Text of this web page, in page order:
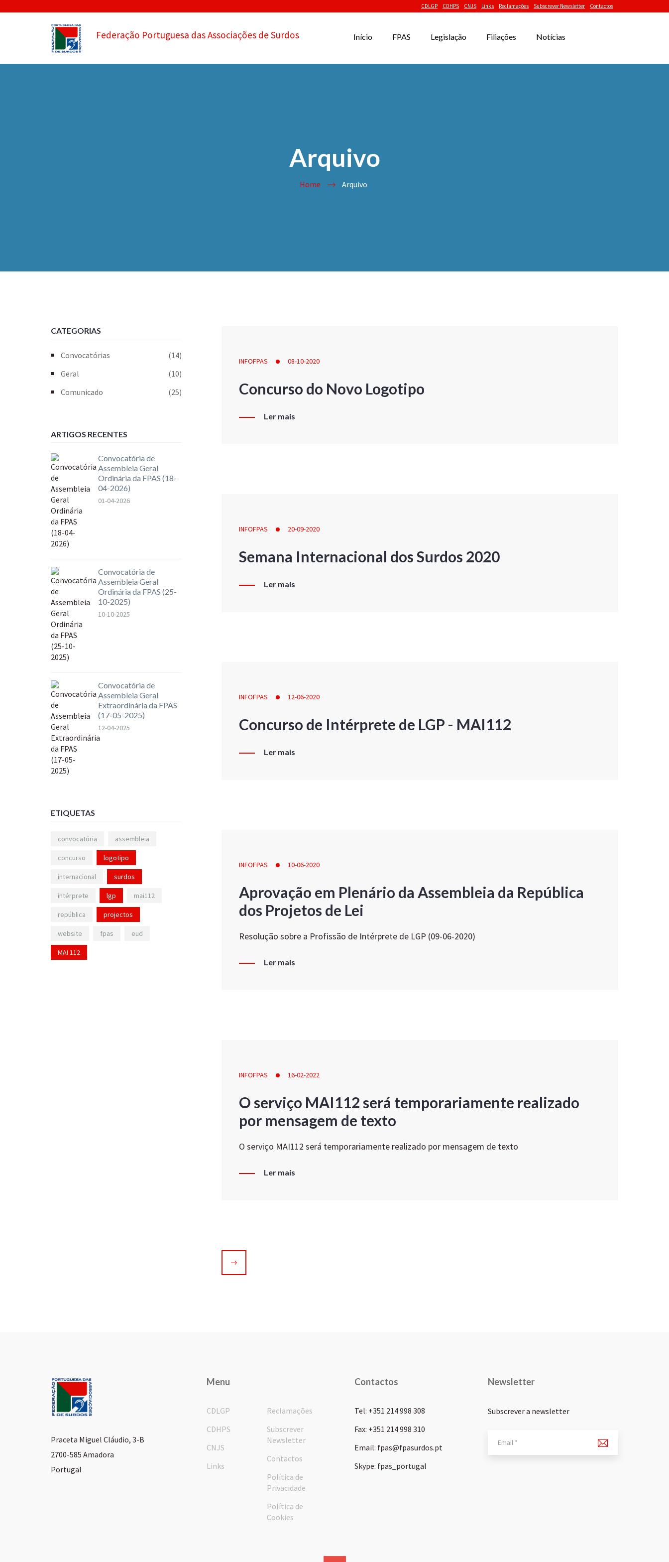
CDLGP CDHPS CNJS Links Reclamações Subscrever Newsletter Contactos
Federação Portuguesa das Associações de Surdos Início FPAS Legislação Filiações Notícias
Arquivo
Home Arquivo
INFOFPAS 08-10-2020
Concurso do Novo Logotipo
Ler mais
INFOFPAS 20-09-2020
Semana Internacional dos Surdos 2020
Ler mais
INFOFPAS 12-06-2020
Concurso de Intérprete de LGP - MAI112
Ler mais
INFOFPAS 10-06-2020
Aprovação em Plenário da Assembleia da República
dos Projetos de Lei
Resolução sobre a Profissão de Intérprete de LGP (09-06-2020)
Ler mais
INFOFPAS 16-02-2022
O serviço MAI112 será temporariamente realizado
por mensagem de texto
O serviço MAI112 será temporariamente realizado por mensagem de texto
Ler mais
CATEGORIAS
Convocatórias
(14)
Geral
(10)
Comunicado
(25)
ARTIGOS RECENTES
Convocatória de
Assembleia Geral
Ordinária da FPAS (18-
04-2026)
01-04-2026
Convocatória de
Assembleia Geral
Ordinária da FPAS (25-
10-2025)
10-10-2025
Convocatória de
Assembleia Geral
Extraordinária da FPAS
(17-05-2025)
12-04-2025
ETIQUETAS
convocatória assembleia
concurso logotipo
internacional surdos
intérprete lgp mai112
república projectos
website fpas eud
MAI 112
Praceta Miguel Cláudio, 3-B
2700-585 Amadora
Portugal
Menu
CDLGP
CDHPS
CNJS
Links
Reclamações
Subscrever
Newsletter
Contactos
Política de
Privacidade
Política de
Cookies
Contactos
Tel: +351 214 998 308
Fax: +351 214 998 310
Email: fpas@fpasurdos.pt
Skype: fpas_portugal
Newsletter
Subscrever a newsletter